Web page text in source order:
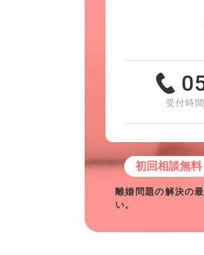
受付時
初回相談無料
離婚問題の解決の
い。